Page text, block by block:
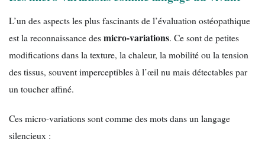
L’un des aspects les plus fascinants de l’évaluation ostéopathique
est la reconnaissance desmicro-variations. Ce sont de petites
modifications dans la texture, la chaleur, la mobilité ou la tension
des tissus, souvent imperceptibles à l’œil nu mais détectables par
un toucher affiné.
Ces micro-variations sont comme des mots dans un langage
silencieux :